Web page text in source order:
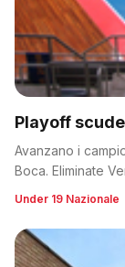
Playoff
Avanzano i
Boca. Eliminate
Under 19 Nazionale